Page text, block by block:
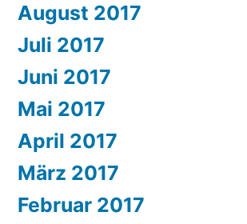
August 2017
Juli 2017
Juni 2017
Mai 2017
April 2017
März 2017
Februar 2017